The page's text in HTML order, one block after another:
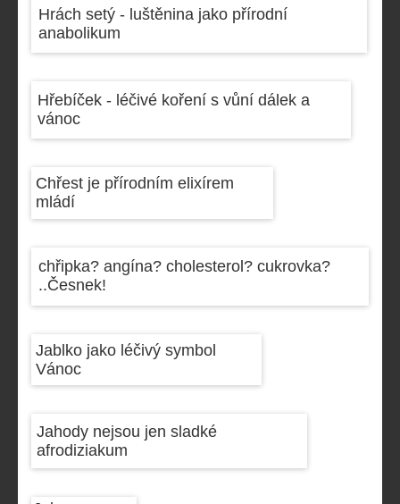
Hrách setý - luštěnina jako přírodní
anabolikum
Hřebíček - léčivé koření s vůní dálek a
vánoc
Chřest je přírodním elixírem
mládí
chřipka? angína? cholesterol? cukrovka?
..Česnek!
Jablko jako léčivý symbol
Vánoc
Jahody nejsou jen sladké
afrodiziakum